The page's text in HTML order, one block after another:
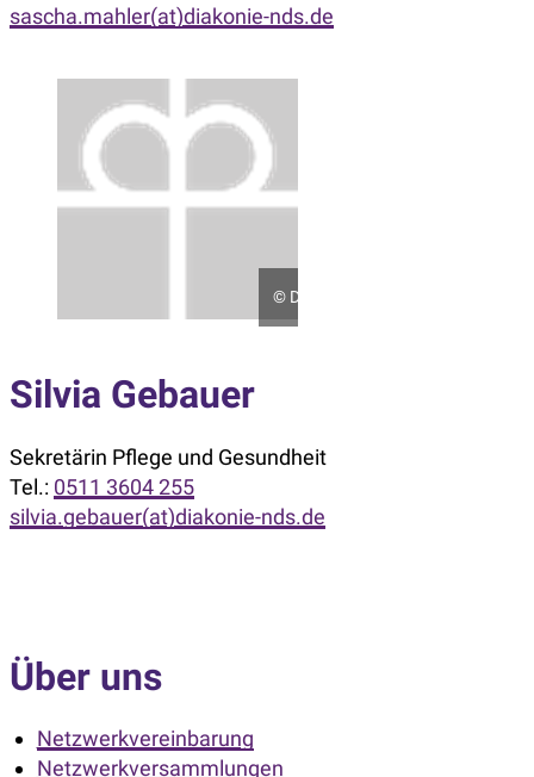
sascha.mahler(at)diakonie-nds.de
© DWiN
Silvia Gebauer
Sekretärin Pflege und Gesundheit
Tel.: 0511 3604 255
silvia.gebauer(at)diakonie-nds.de
Über uns
Netzwerkvereinbarung
Netzwerkversammlungen